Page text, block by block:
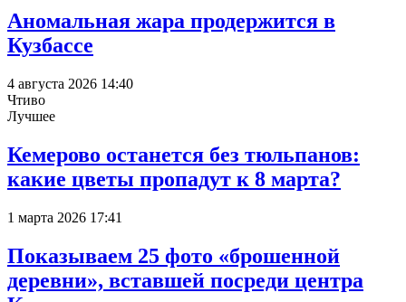
Аномальная жара продержится в
Кузбассе
4 августа 2026 14:40
Чтиво
Лучшее
Кемерово останется без тюльпанов:
какие цветы пропадут к 8 марта?
1 марта 2026 17:41
Показываем 25 фото «брошенной
деревни», вставшей посреди центра